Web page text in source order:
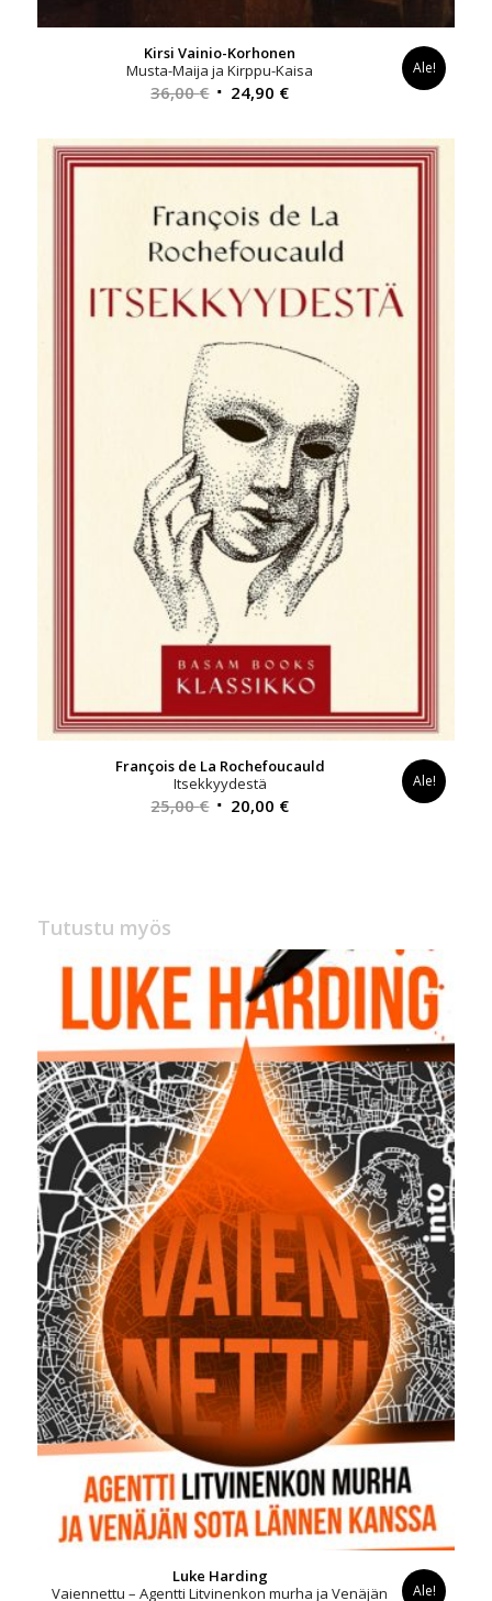
Kirsi Vainio-Korhonen
Musta-Maija ja Kirppu-Kaisa
36,00€ Alkuperäinen
oli:
36,00 €.
24,90 €Nykyinen
on:
24,90 €.
Ale!
François de La Rochefoucauld
Itsekkyydestä
25,00€ Alkuperäinen
20,00 €Nykyinen
Ale!
Tutustu myös
Luke Harding
Vaiennettu – Agentti Litvinenkon murha ja Venäjän
Ale!